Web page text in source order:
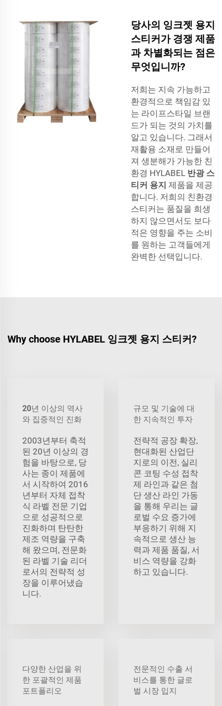
당사의 잉크젯 용지
스티커가 경쟁 제품
과 차별화되는 점은
무엇입니까?
저희는 지속 가능하고
환경적으로 책임감 있
는 라이프스타일 브랜
드가 되는 것의 가치를
알고 있습니다. 그래서
재활용 소재로 만들어
져 생분해가 가능한 친
환경 HYLABEL 반광 스
티커 용지 제품을 제공
합니다. 저희의 친환경
스티커는 품질을 희생
하지 않으면서도 보다
적은 영향을 주는 소비
를 원하는 고객들에게
완벽한 선택입니다.
Why choose HYLABEL 잉크젯 용지 스티커?
20년 이상의 역사
와 집중적인 진화
2003년부터 축적
된 20년 이상의 경
험을 바탕으로, 당
사는 종이 제품에
서 시작하여 2016
년부터 자체 접착
식 라벨 전문 기업
으로 성공적으로
진화하며 탄탄한
제조 역량을 구축
해 왔으며, 전문화
된 라벨 기술 리더
로서의 전략적 성
장을 이루어냈습
니다.
규모 및 기술에 대
한 지속적인 투자
전략적 공장 확장,
현대화된 산업단
지로의 이전, 실리
콘 코팅 수성 접착
제 라인과 같은 첨
단 생산 라인 가동
을 통해 우리는 글
로벌 수요 증가에
부응하기 위해 지
속적으로 생산 능
력과 제품 품질, 서
비스 역량을 강화
하고 있습니다.
다양한 산업을 위
한 포괄적인 제품
포트폴리오
전문적인 수출 서
비스를 통한 글로
벌 시장 입지